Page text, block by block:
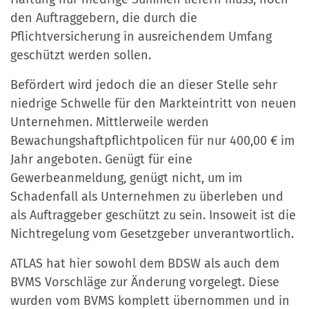
den Auftraggebern, die durch die
Pflichtversicherung in ausreichendem Umfang
geschützt werden sollen.
Befördert wird jedoch die an dieser Stelle sehr
niedrige Schwelle für den Markteintritt von neuen
Unternehmen. Mittlerweile werden
Bewachungshaftpflichtpolicen für nur 400,00 € im
Jahr angeboten. Genügt für eine
Gewerbeanmeldung, genügt nicht, um im
Schadenfall als Unternehmen zu überleben und
als Auftraggeber geschützt zu sein. Insoweit ist die
Nichtregelung vom Gesetzgeber unverantwortlich.
ATLAS hat hier sowohl dem BDSW als auch dem
BVMS Vorschläge zur Änderung vorgelegt. Diese
wurden vom BVMS komplett übernommen und in